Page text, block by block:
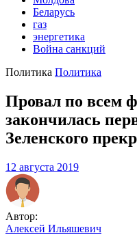
Беларусь
газ
энергетика
Война санкций
Политика Политика
Провал по всем
закончилась
Зеленского
12 августа 2019
Автор:
Алексей Ильяшевич